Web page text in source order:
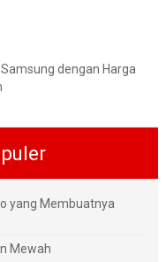
dengan Harga
yang Membuatnya
Mewah